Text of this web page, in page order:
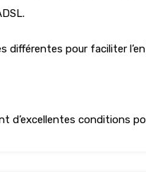
différentes pour faciliter
d’excellentes conditions